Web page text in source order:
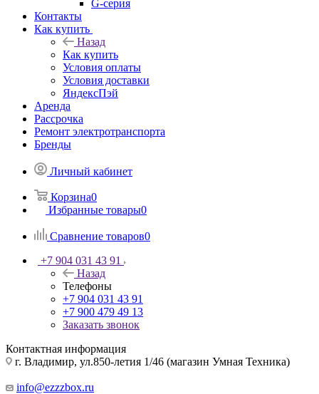
G-серия
Контакты
Как купить
Назад
Как купить
Условия оплаты
Условия доставки
ЯндексПэй
Аренда
Рассрочка
Ремонт электротранспорта
Бренды
Личный кабинет
Корзина0
Избранные товары0
Сравнение товаров0
+7 904 031 43 91
Назад
Телефоны
+7 904 031 43 91
+7 900 479 49 13
Заказать звонок
Контактная информация
г. Владимир, ул.850-летия 1/46 (магазин Умная Техника)
info@ezzzbox.ru